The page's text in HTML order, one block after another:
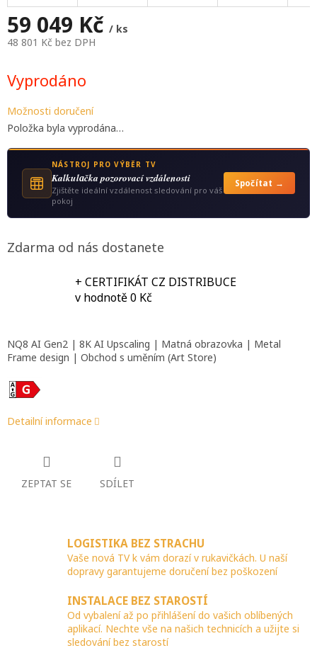
59 049 Kč / ks
48 801 Kč bez DPH
cena:
Vyprodáno
Možnosti doručení
Položka byla vyprodána…
NÁSTROJ PRO VÝBĚR TV
Kalkulаčka pozorovací vzdálenosti
Zjištěte ideální vzdálenost sledování pro váš
pokoj
Spočítat →
Zdarma od nás dostanete
+ CERTIFIKÁT CZ DISTRIBUCE
v hodnotě 0 Kč
NQ8 AI Gen2 | 8K AI Upscaling | Matná obrazovka | Metal
Frame design | Obchod s uměním (Art Store)
Detailní informace
ZEPTAT SE SDÍLET
LOGISTIKA BEZ STRACHU
Vaše nová TV k vám dorazí v rukavičkách. U naší
dopravy garantujeme doručení bez poškození
INSTALACE BEZ STAROSTÍ
Od vybalení až po přihlášení do vašich oblíbených
aplikací. Nechte vše na našich technicích a užijte si
sledování bez starostí